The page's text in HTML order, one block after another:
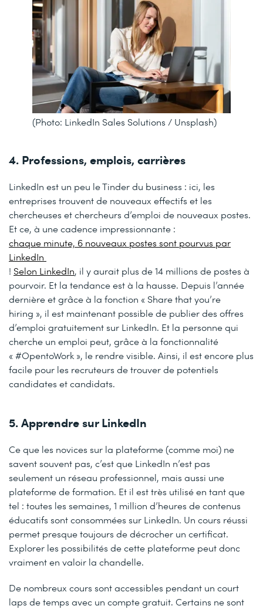
(Photo: LinkedIn Sales Solutions / Unsplash)
4. Professions, emplois, carrières
LinkedIn est un peu le Tinder du business : ici, les
entreprises trouvent de nouveaux effectifs et les
chercheuses et chercheurs d’emploi de nouveaux postes.
Et ce, à une cadence impressionnante :
chaque minute, 6 nouveaux postes sont pourvus par
LinkedIn
! Selon LinkedIn, il y aurait plus de 14 millions de postes à
pourvoir. Et la tendance est à la hausse. Depuis l’année
dernière et grâce à la fonction « Share that you’re
hiring », il est maintenant possible de publier des offres
d’emploi gratuitement sur LinkedIn. Et la personne qui
cherche un emploi peut, grâce à la fonctionnalité
« #OpentoWork », le rendre visible. Ainsi, il est encore plus
facile pour les recruteurs de trouver de potentiels
candidates et candidats.
5. Apprendre sur LinkedIn
Ce que les novices sur la plateforme (comme moi) ne
savent souvent pas, c’est que LinkedIn n’est pas
seulement un réseau professionnel, mais aussi une
plateforme de formation. Et il est très utilisé en tant que
tel : toutes les semaines, 1 million d’heures de contenus
éducatifs sont consommées sur LinkedIn. Un cours réussi
permet presque toujours de décrocher un certificat.
Explorer les possibilités de cette plateforme peut donc
vraiment en valoir la chandelle.
De nombreux cours sont accessibles pendant un court
laps de temps avec un compte gratuit. Certains ne sont